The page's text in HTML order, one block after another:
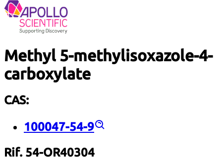
Methyl 5-methylisoxazole-4-
carboxylate
CAS:
100047-54-9
Rif. 54-OR40304